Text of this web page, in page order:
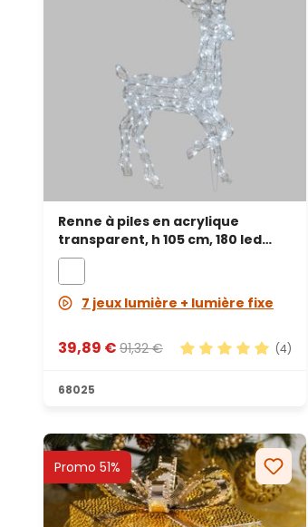
Renne à piles en acrylique
transparent, h 105 cm, 180 led
blanc froid
7 jeux lumière + lumière fixe
39,89 € 91,32 € (4)
68025
Promo 51%